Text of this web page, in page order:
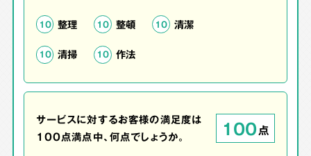
10 整理 10 整頓 10 清潔
10 清掃 10 作法
サービスに対するお客様の満足度は
100点満点中、何点でしょうか。
100点